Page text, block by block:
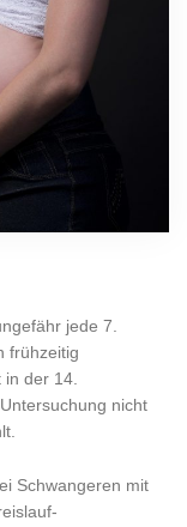
jede 7.
frühzeitig
in der 14.
nicht
Schwangeren mit